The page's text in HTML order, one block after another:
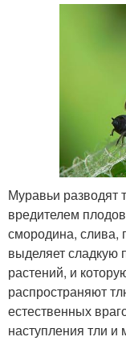
Муравьи
вредителем
смородина, слива,
выделяет сладкую
растений, и
распространяют
естественных
наступления тли и